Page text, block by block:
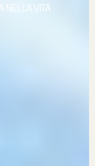
NELLA VITA